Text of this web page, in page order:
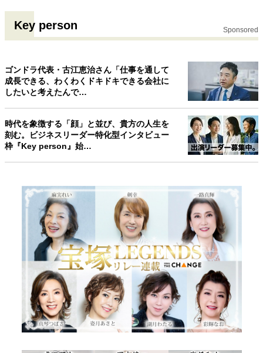
Key person Sponsored
ゴンドラ代表・古江恵治さん「仕事を通して
成長できる、わくわくドキドキできる会社に
したいと考えたんで…
時代を象徴する「顔」と並び、貴方の人生を
刻む。ビジネスリーダー特化型インタビュー
枠『Key person』始…